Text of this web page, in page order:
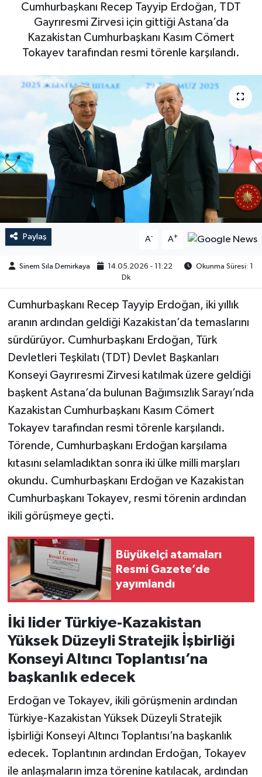
Cumhurbaşkanı Recep Tayyip Erdoğan, TDT
Gayrıresmi Zirvesi için gittiği Astana’da
Kazakistan Cumhurbaşkanı Kasım Cömert
Tokayev tarafından resmi törenle karşılandı.
Paylaş A- A+
Sinem Sıla Demirkaya 14.05.2026 - 11:22
Okunma Süresi: 1
Dk
Cumhurbaşkanı Recep Tayyip Erdoğan, iki yıllık
aranın ardından geldiği Kazakistan’da temaslarını
sürdürüyor. Cumhurbaşkanı Erdoğan, Türk
Devletleri Teşkilatı (TDT) Devlet Başkanları
Konseyi Gayrıresmi Zirvesi katılmak üzere geldiği
başkent Astana’da bulunan Bağımsızlık Sarayı’nda
Kazakistan Cumhurbaşkanı Kasım Cömert
Tokayev tarafından resmi törenle karşılandı.
Törende, Cumhurbaşkanı Erdoğan karşılama
kıtasını selamladıktan sonra iki ülke milli marşları
okundu. Cumhurbaşkanı Erdoğan ve Kazakistan
Cumhurbaşkanı Tokayev, resmi törenin ardından
ikili görüşmeye geçti.
Büyükelçi atamaları
Resmi Gazete’de
yayımlandı
İki lider Türkiye-Kazakistan
Yüksek Düzeyli Stratejik İşbirliği
Konseyi Altıncı Toplantısı’na
başkanlık edecek
Erdoğan ve Tokayev, ikili görüşmenin ardından
Türkiye-Kazakistan Yüksek Düzeyli Stratejik
İşbirliği Konseyi Altıncı Toplantısı’na başkanlık
edecek. Toplantının ardından Erdoğan, Tokayev
ile anlaşmaların imza törenine katılacak, ardından